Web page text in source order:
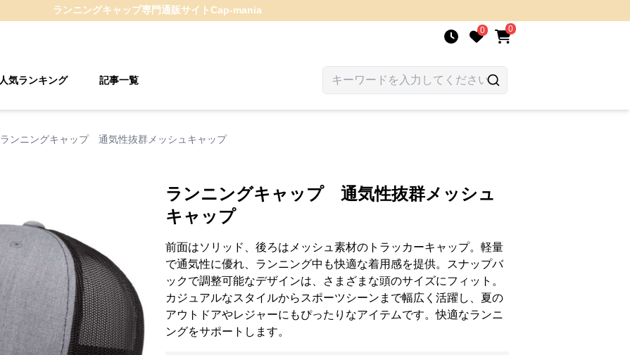
ランニングキャップ専門通販サイトCap-mania
0 0
人気ランキング 記事一覧
ランニングキャップ 通気性抜群メッシュキャップ
ランニングキャップ 通気性抜群メッシュ
キャップ
前面はソリッド、後ろはメッシュ素材のトラッカーキャップ。軽量
で通気性に優れ、ランニング中も快適な着用感を提供。スナップバ
ックで調整可能なデザインは、さまざまな頭のサイズにフィット。
カジュアルなスタイルからスポーツシーンまで幅広く活躍し、夏の
アウトドアやレジャーにもぴったりなアイテムです。快適なランニ
ングをサポートします。